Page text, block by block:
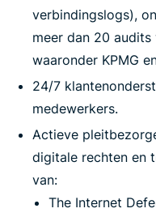
verbindingslogs),
meer dan 20
waaronder KPMG
24/7
medewerkers.
Actieve
digitale rechten en
van:
The Internet